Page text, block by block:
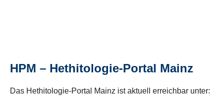
HPM – Hethitologie-Portal Mainz
Das Hethitologie-Portal Mainz ist aktuell erreichbar unter: